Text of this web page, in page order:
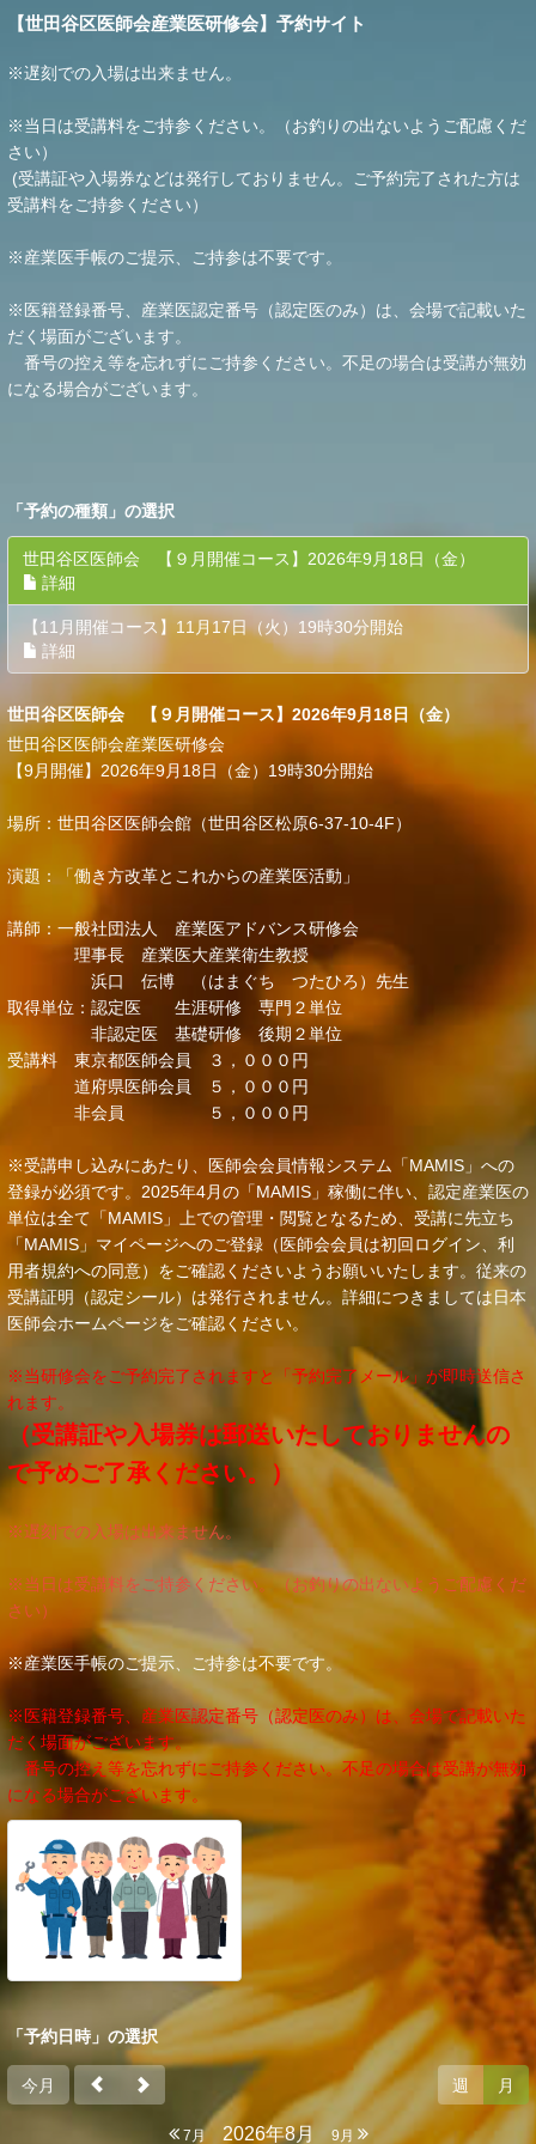
【世田谷区医師会産業医研修会】予約サイト
※遅刻での入場は出来ません。
※当日は受講料をご持参ください。（お釣りの出ないようご配慮くだ
さい）
(受講証や入場券などは発行しておりません。ご予約完了された方は
受講料をご持参ください）
※産業医手帳のご提示、ご持参は不要です。
※医籍登録番号、産業医認定番号（認定医のみ）は、会場で記載いた
だく場面がございます。
番号の控え等を忘れずにご持参ください。不足の場合は受講が無効
になる場合がございます。
「 予約の種類 」の選択
世田谷区医師会 【９月開催コース】2026年9月18日（金）
詳細
【11月開催コース】11月17日（火）19時30分開始
詳細
世田谷区医師会 【９月開催コース】2026年9月18日（金）
世田谷区医師会産業医研修会
【9月開催】2026年9月18日（金）19時30分開始
場所：世田谷区医師会館（世田谷区松原6-37-10-4F）
演題：「働き方改革とこれからの産業医活動」
講師：一般社団法人 産業医アドバンス研修会
理事長 産業医大産業衛生教授
浜口 伝博 （はまぐち つたひろ）先生
取得単位：認定医 生涯研修 専門２単位
非認定医 基礎研修 後期２単位
受講料 東京都医師会員 ３，０００円
道府県医師会員 ５，０００円
非会員 ５，０００円
※受講申し込みにあたり、医師会会員情報システム「MAMIS」への
登録が必須です。2025年4月の「MAMIS」稼働に伴い、認定産業医の
単位は全て「MAMIS」上での管理・閲覧となるため、受講に先立ち
「MAMIS」マイページへのご登録（医師会会員は初回ログイン、利
用者規約への同意）をご確認くださいようお願いいたします。従来の
受講証明（認定シール）は発行されません。詳細につきましては日本
医師会ホームページをご確認ください。
※当研修会をご予約完了されますと「予約完了メール」が即時送信さ
れます。
（受講証や入場券は郵送いたしておりませんの
で予めご了承ください。）
※遅刻での入場は出来ません。
※当日は受講料をご持参ください。（お釣りの出ないようご配慮くだ
さい）
※産業医手帳のご提示、ご持参は不要です。
※医籍登録番号、産業医認定番号（認定医のみ）は、会場で記載いた
だく場面がございます。
番号の控え等を忘れずにご持参ください。不足の場合は受講が無効
になる場合がございます。
「予約日時」の選択
今月
7月 2026年8月 9月
週 月